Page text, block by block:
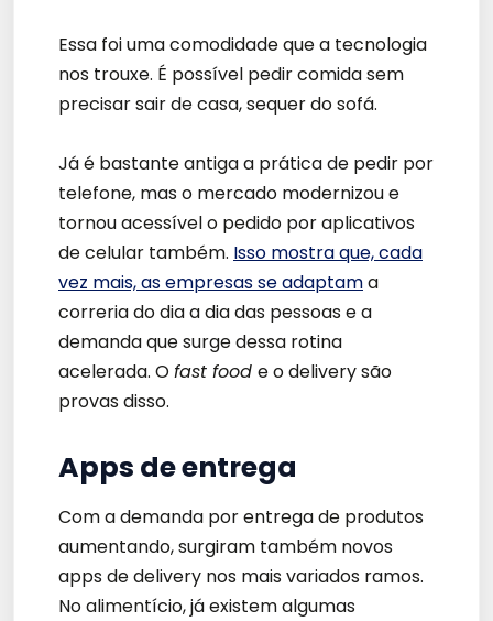
Essa foi uma comodidade que a tecnologia
nos trouxe. É possível pedir comida sem
precisar sair de casa, sequer do sofá.
Já é bastante antiga a prática de pedir por
telefone, mas o mercado modernizou e
tornou acessível o pedido por aplicativos
de celular também. Isso mostra que, cada
vez mais, as empresas se adaptama
correria do dia a dia das pessoas e a
demanda que surge dessa rotina
acelerada. Ofast food e o delivery são
provas disso.
Apps de entrega
Com a demanda por entrega de produtos
aumentando, surgiram também novos
apps de delivery nos mais variados ramos.
No alimentício, já existem algumas